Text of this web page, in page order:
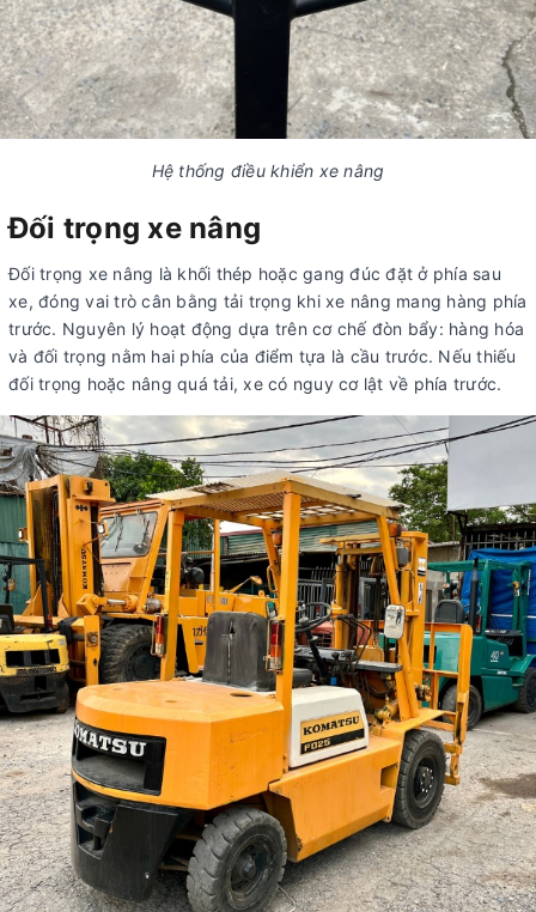
Hệ thống điều khiển xe nâng
Đối trọng xe nâng
Đối trọng xe nâng là khối thép hoặc gang đúc đặt ở phía sau
xe, đóng vai trò cân bằng tải trọng khi xe nâng mang hàng phía
trước. Nguyên lý hoạt động dựa trên cơ chế đòn bẩy: hàng hóa
và đối trọng nằm hai phía của điểm tựa là cầu trước. Nếu thiếu
đối trọng hoặc nâng quá tải, xe có nguy cơ lật về phía trước.